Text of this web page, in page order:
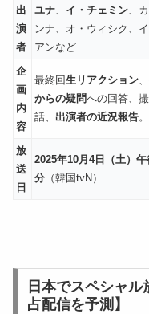
出
演
者
ユナ イ・チェミン 、
ンナ、オ・ウィシク、
アンなど
企
画
内
容
最終回生リアクション
からの疑問への回答、
話、 出演者の近況報告。
放
送
日
2025年10月4日（土）
分 （韓国tvN）
日本でスペシャ
占配信を予測】